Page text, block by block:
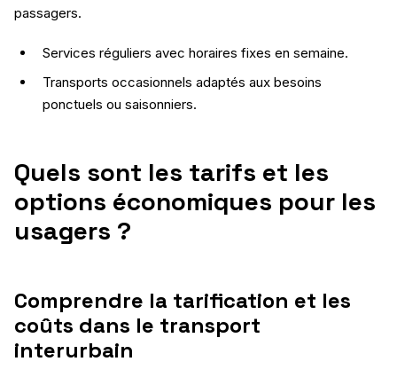
passagers.
Services réguliers avec horaires fixes en semaine.
Transports occasionnels adaptés aux besoins
ponctuels ou saisonniers.
Quels sont les tarifs et les
options économiques pour les
usagers ?
Comprendre la tarification et les
coûts dans le transport
interurbain